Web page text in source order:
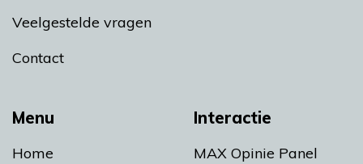
Menu
Home
Interactie
MAX Opinie Panel
Veelgestelde vragen
Contact